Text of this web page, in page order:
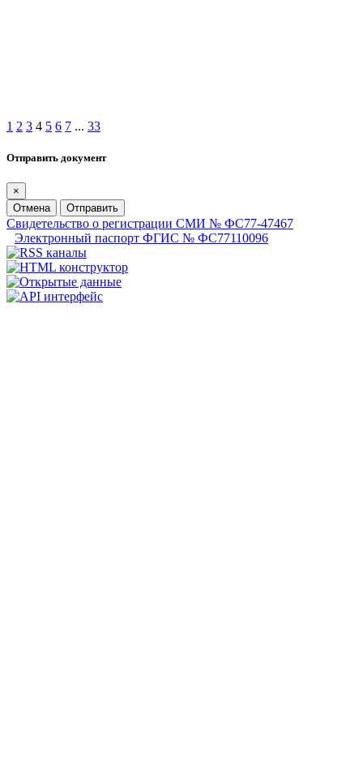
1 2 3 4 5 6 7 ... 33
Отправить документ
×
Отмена
Отправить
Свидетельство о регистрации СМИ № ФС77-47467
Электронный паспорт ФГИС № ФС77110096